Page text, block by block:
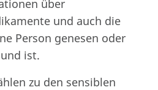
über
und auch die
Person genesen oder
ist.
zu den sensiblen